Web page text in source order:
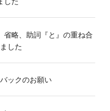
省略、助詞『と』の重ね合
した
ックのお願い